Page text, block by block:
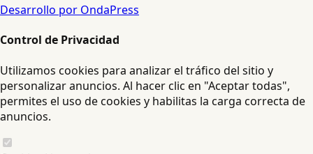
Desarrollo por OndaPress
Control de Privacidad
Utilizamos cookies para analizar el tráfico del sitio y
personalizar anuncios. Al hacer clic en "Aceptar todas",
permites el uso de cookies y habilitas la carga correcta de
anuncios.